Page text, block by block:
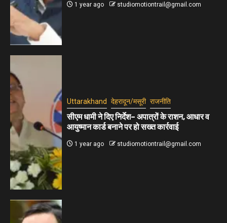
1 year ago studiomotiontrail@gmail.com
Uttarakhand देहरादून/मसूरी राजनीति
सीएम धामी ने दिए निर्देश– अपात्रों के राशन, आधार व
आयुष्मान कार्ड बनाने पर हो सख्त कार्रवाई
1 year ago studiomotiontrail@gmail.com